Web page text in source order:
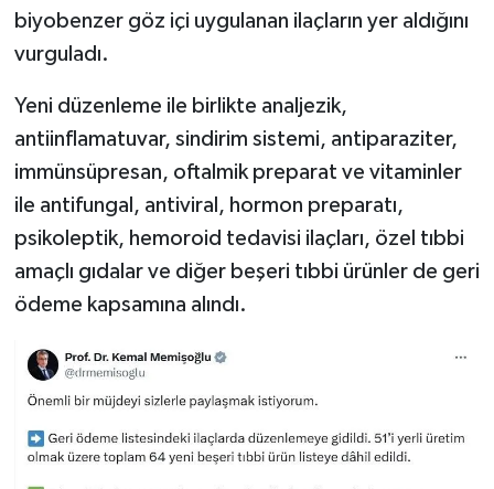
biyobenzer göz içi uygulanan ilaçların yer aldığını
vurguladı.
Yeni düzenleme ile birlikte analjezik,
antiinflamatuvar, sindirim sistemi, antiparaziter,
immünsüpresan, oftalmik preparat ve vitaminler
ile antifungal, antiviral, hormon preparatı,
psikoleptik, hemoroid tedavisi ilaçları, özel tıbbi
amaçlı gıdalar ve diğer beşeri tıbbi ürünler de geri
ödeme kapsamına alındı.